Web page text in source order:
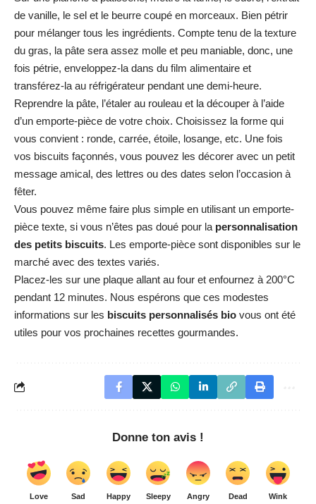
de vanille, le sel et le beurre coupé en morceaux. Bien pétrir
pour mélanger tous les ingrédients. Compte tenu de la texture
du gras, la pâte sera assez molle et peu maniable, donc, une
fois pétrie, enveloppez-la dans du film alimentaire et
transférez-la au réfrigérateur pendant une demi-heure.
Reprendre la pâte, l’étaler au rouleau et la découper à l’aide
d’un emporte-pièce de votre choix. Choisissez la forme qui
vous convient : ronde, carrée, étoile, losange, etc. Une fois
vos biscuits façonnés, vous pouvez les décorer avec un petit
message amical, des lettres ou des dates selon l’occasion à
fêter.
Vous pouvez même faire plus simple en utilisant un emporte-
pièce texte, si vous n’êtes pas doué pour la personnalisation
des petits biscuits. Les emporte-pièce sont disponibles sur le
marché avec des textes variés.
Placez-les sur une plaque allant au four et enfournez à 200°C
pendant 12 minutes. Nous espérons que ces modestes
informations sur les biscuits personnalisés bio vous ont été
utiles pour vos prochaines recettes gourmandes.
Donne ton avis !
Love Sad Happy Sleepy Angry Dead Wink